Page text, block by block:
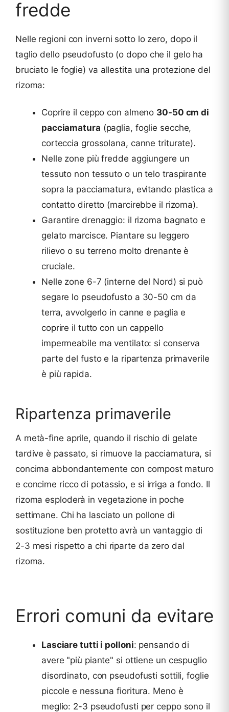
fredde
Nelle regioni con inverni sotto lo zero, dopo il
taglio dello pseudofusto (o dopo che il gelo ha
bruciato le foglie) va allestita una protezione del
rizoma:
Coprire il ceppo con almeno 30-50 cm di
pacciamatura (paglia, foglie secche,
corteccia grossolana, canne triturate).
Nelle zone più fredde aggiungere un
tessuto non tessuto o un telo traspirante
sopra la pacciamatura, evitando plastica a
contatto diretto (marcirebbe il rizoma).
Garantire drenaggio: il rizoma bagnato e
gelato marcisce. Piantare su leggero
rilievo o su terreno molto drenante è
cruciale.
Nelle zone 6-7 (interne del Nord) si può
segare lo pseudofusto a 30-50 cm da
terra, avvolgerlo in canne e paglia e
coprire il tutto con un cappello
impermeabile ma ventilato: si conserva
parte del fusto e la ripartenza primaverile
è più rapida.
Ripartenza primaverile
A metà-fine aprile, quando il rischio di gelate
tardive è passato, si rimuove la pacciamatura, si
concima abbondantemente con compost maturo
e concime ricco di potassio, e si irriga a fondo. Il
rizoma esploderà in vegetazione in poche
settimane. Chi ha lasciato un pollone di
sostituzione ben protetto avrà un vantaggio di
2-3 mesi rispetto a chi riparte da zero dal
rizoma.
Errori comuni da evitare
Lasciare tutti i polloni: pensando di
avere "più piante" si ottiene un cespuglio
disordinato, con pseudofusti sottili, foglie
piccole e nessuna fioritura. Meno è
meglio: 2-3 pseudofusti per ceppo sono il